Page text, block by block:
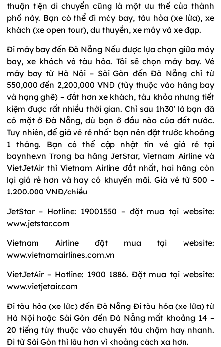
thuận tiện di chuyển cũng là một ưu thế của thành
phố này. Bạn có thể đi máy bay, tàu hỏa (xe lửa), xe
khách (xe open tour), du thuyền, xe máy và xe đạp.
Đi máy bay đến Đà Nẵng Nếu được lựa chọn giữa máy
bay, xe khách và tàu hỏa. Tôi sẽ chọn máy bay. Vé
máy bay từ Hà Nội – Sài Gòn đến Đà Nẵng chỉ từ
550,000 đến 2,200,000 VNĐ (tùy thuộc vào hãng bay
và hạng ghê) – đắt hơn xe khách, tàu khỏa nhưng tiết
kiệm được rất nhiều thời gian. Chỉ sau 1h30′ là bạn đã
có mặt ở Đà Nẵng, dù bạn ở đầu nào của đất nước.
Tuy nhiên, để giá vé rẻ nhất bạn nên đặt trước khoảng
1 tháng. Bạn có thể cập nhật tin vé giá rẻ tại
baynhe.vn Trong ba hãng JetStar, Vietnam Airline và
VietJetAir thì Vietnam Airline đắt nhất, hai hãng còn
lại giá rẻ hơn và hay có khuyến mãi. Giá vé từ 500 –
1.200.000 VNĐ/chiều
JetStar – Hotline: 19001550 – đặt mua tại website:
www.jetstar.com
Vietnam Airline đặt mua tại website:
www.vietnamairlines.com.vn
VietJetAir – Hotline: 1900 1886. Đặt mua tại website:
www.vietjetair.com
Đi tàu hỏa (xe lửa) đến Đà Nẵng Đi tàu hỏa (xe lửa) từ
Hà Nội hoặc Sài Gòn đến Đà Nẵng mất khoảng 14 –
20 tiếng tùy thuộc vào chuyến tàu chậm hay nhanh.
Đi từ Sài Gòn thì lâu hơn vì khoảng cách xa hơn.